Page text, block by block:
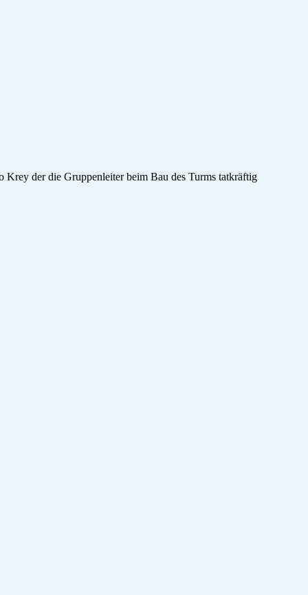
Krey der die Gruppenleiter beim Bau des Turms tatkräftig